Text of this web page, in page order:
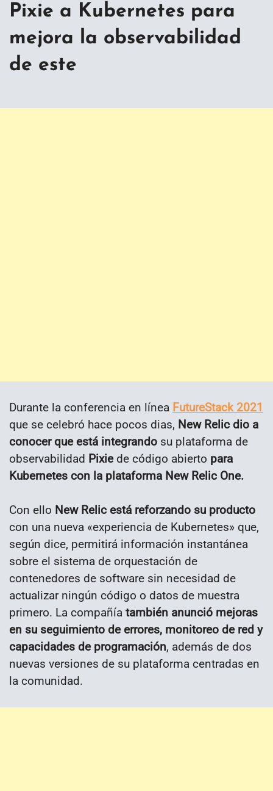
Pixie a Kubernetes para
mejora la observabilidad
de este
Durante la conferencia en línea FutureStack 2021
que se celebró hace pocos dias, New Relic dio a
conocer que está integrando su plataforma de
observabilidad Pixiede código abierto para
Kubernetes con la plataforma New Relic One.
Con ello New Relic está reforzando su producto
con una nueva «experiencia de Kubernetes» que,
según dice, permitirá información instantánea
sobre el sistema de orquestación de
contenedores de software sin necesidad de
actualizar ningún código o datos de muestra
primero. La compañía también anunció mejoras
en su seguimiento de errores, monitoreo de red y
capacidades de programación, además de dos
nuevas versiones de su plataforma centradas en
la comunidad.